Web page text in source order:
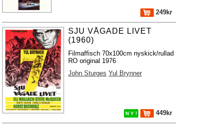
249kr
SJU VÅGADE LIVET
(1960)
Filmaffisch 70x100cm nyskick/rullad
RO original 1976
John Sturges Yul Brynner
N Y ! 449kr